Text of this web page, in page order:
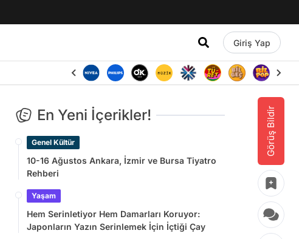
Giriş Yap
Görüş Bildir
En Yeni İçerikler!
Genel Kültür
10-16 Ağustos Ankara, İzmir ve Bursa Tiyatro
Rehberi
Yaşam
Hem Serinletiyor Hem Damarları Koruyor:
Japonların Yazın Serinlemek İçin İçtiği Çay